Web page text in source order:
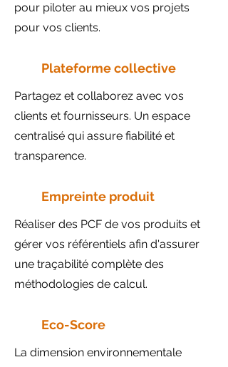
pour piloter au mieux vos projets
pour vos clients.
Plateforme collective
Partagez et collaborez avec vos
clients et fournisseurs. Un espace
centralisé qui assure fiabilité et
transparence.
Empreinte produit
Réaliser des PCF de vos produits et
gérer vos référentiels afin d'assurer
une traçabilité complète des
méthodologies de calcul.
Eco-Score
La dimension environnementale